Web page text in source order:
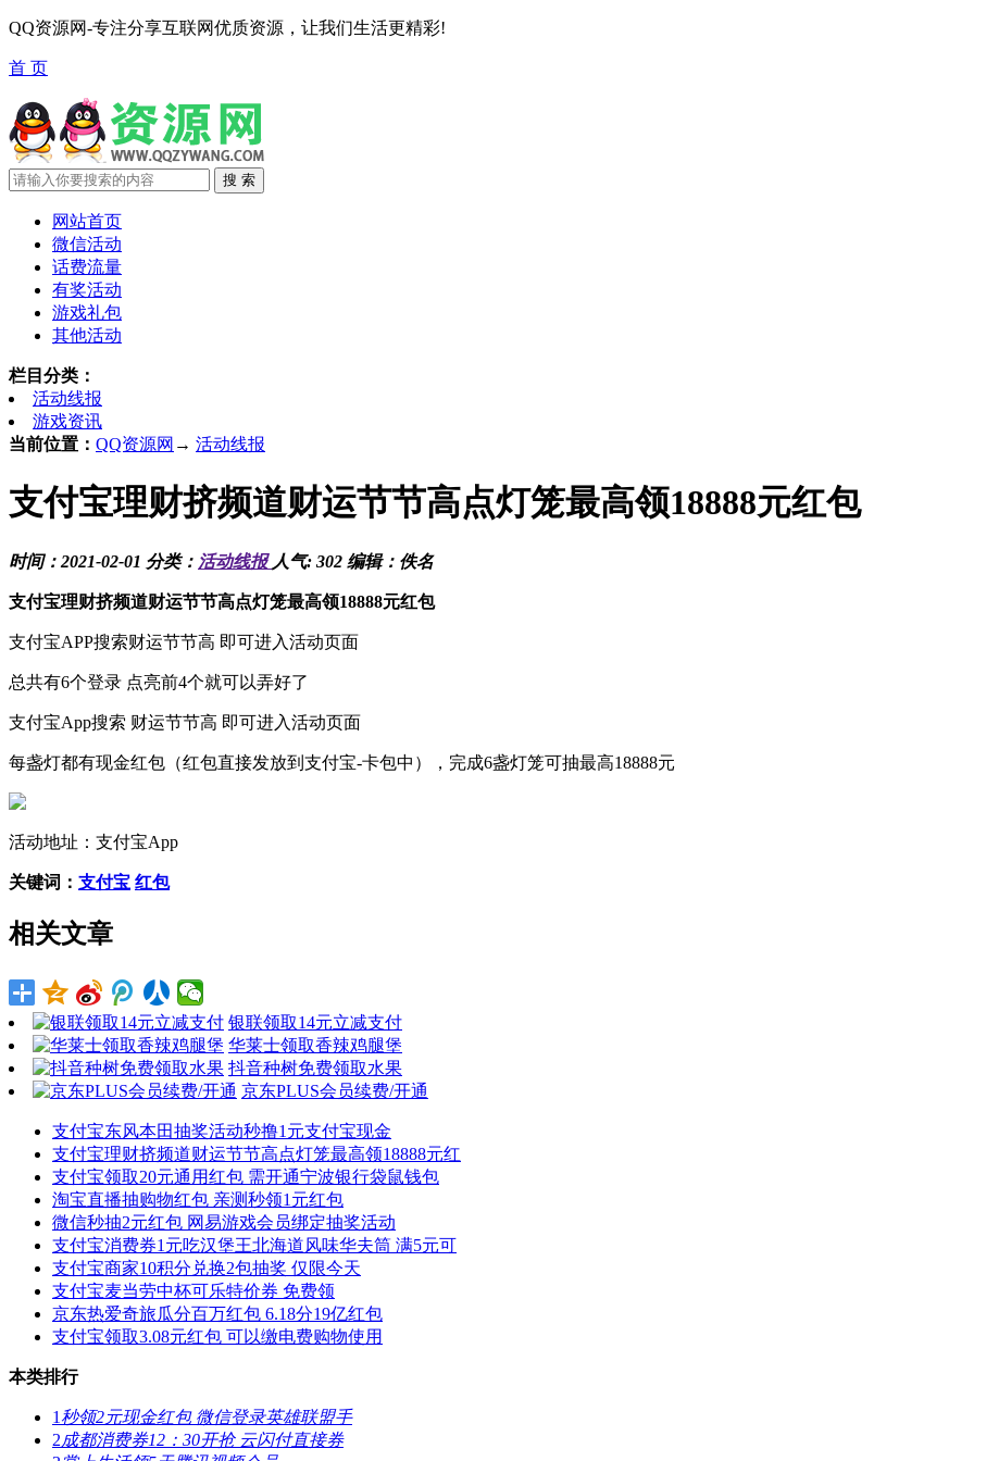
QQ资源网-专注分享互联网优质资源，让我们生活更精彩!
首 页
网站首页
微信活动
话费流量
有奖活动
游戏礼包
其他活动
栏目分类：
活动线报
游戏资讯
当前位置： QQ资源网 → 活动线报
支付宝理财挤频道财运节节高点灯笼最高领18888元红包
时间：2021-02-01 分类： 活动线报 人气: 302 编辑：佚名
支付宝理财挤频道财运节节高点灯笼最高领18888元红包
支付宝APP搜索财运节节高 即可进入活动页面
总共有6个登录 点亮前4个就可以弄好了
支付宝App搜索 财运节节高 即可进入活动页面
每盏灯都有现金红包（红包直接发放到支付宝-卡包中），完成6盏灯笼可抽最高18888元
活动地址：支付宝App
关键词： 支付宝 红包
相关文章
银联领取14元立减支付
华莱士领取香辣鸡腿堡
抖音种树免费领取水果
京东PLUS会员续费/开通
支付宝东风本田抽奖活动秒撸1元支付宝现金
支付宝理财挤频道财运节节高点灯笼最高领18888元红
支付宝领取20元通用红包 需开通宁波银行袋鼠钱包
淘宝直播抽购物红包 亲测秒领1元红包
微信秒抽2元红包 网易游戏会员绑定抽奖活动
支付宝消费券1元吃汉堡王北海道风味华夫筒 满5元可
支付宝商家10积分兑换2包抽奖 仅限今天
支付宝麦当劳中杯可乐特价券 免费领
京东热爱奇旅瓜分百万红包 6.18分19亿红包
支付宝领取3.08元红包 可以缴电费购物使用
本类排行
1 秒领2元现金红包 微信登录英雄联盟手
2成都消费券12：30开抢 云闪付直接券